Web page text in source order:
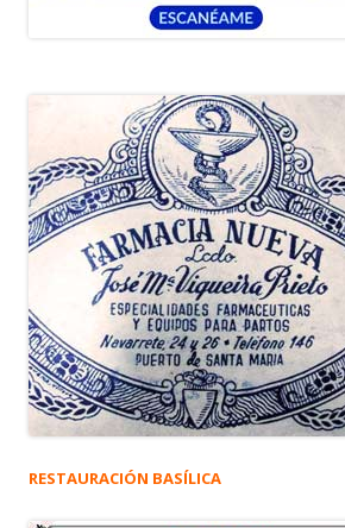
RESTAURACIÓN BASÍLICA